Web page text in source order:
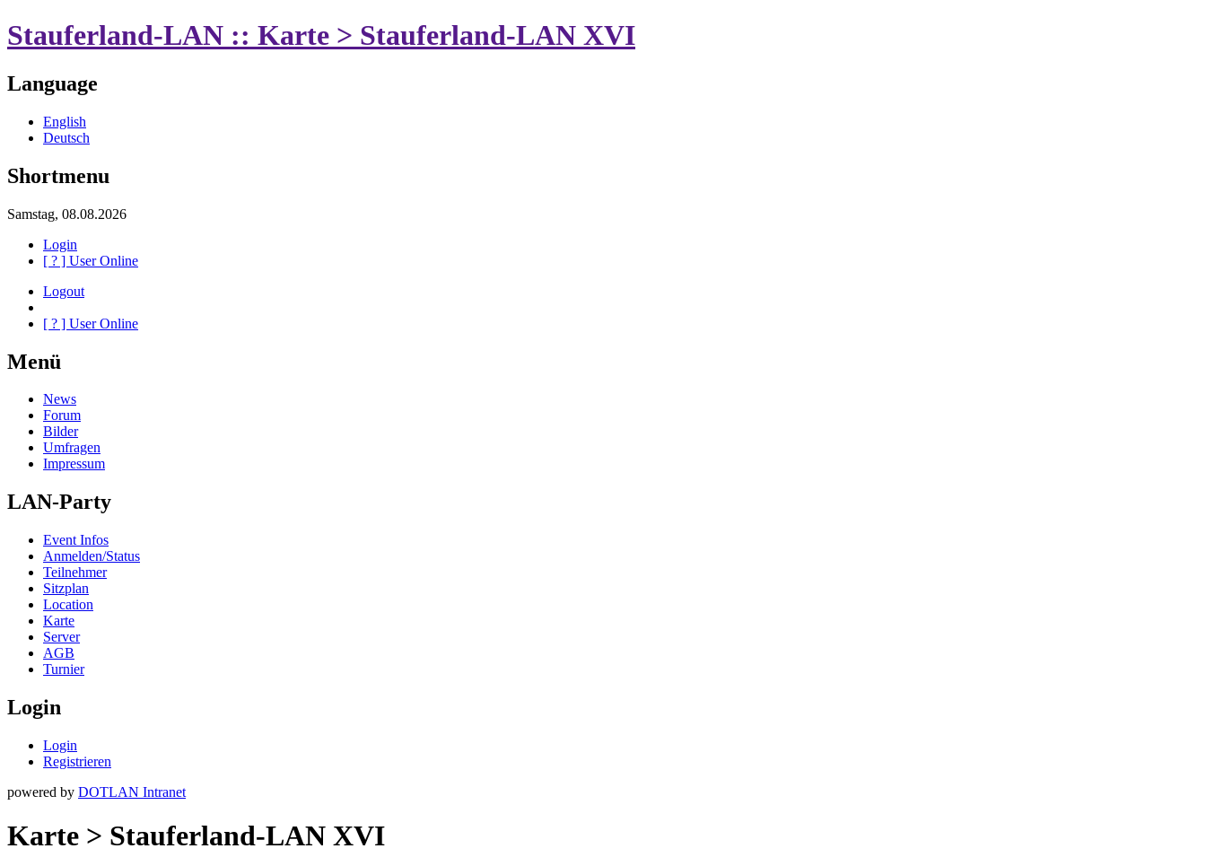
Stauferland-LAN :: Karte > Stauferland-LAN XVI
Language
English
Deutsch
Shortmenu
Samstag, 08.08.2026
Login
[ ? ] User Online
Logout
[ ? ] User Online
Menü
News
Forum
Bilder
Umfragen
Impressum
LAN-Party
Event Infos
Anmelden/Status
Teilnehmer
Sitzplan
Location
Karte
Server
AGB
Turnier
Login
Login
Registrieren
powered by DOTLAN Intranet
Karte > Stauferland-LAN XVI